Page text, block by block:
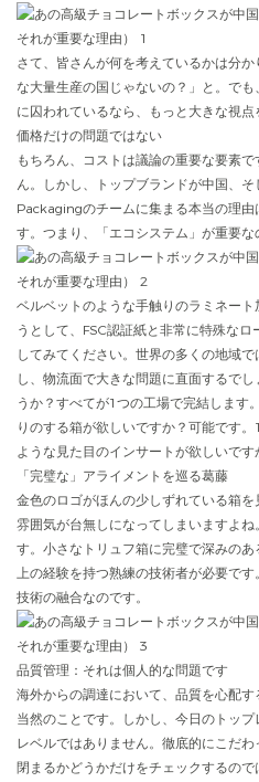
さて、皆さんが何を考えているかは分
な大量生産の国じゃないの？」と。で
に囚われているなら、もっと大きな視点
価格だけの問題ではない
もちろん、コストは議論の重要な要素
ん。しかし、トップブランドが中国、
Packagingのチームに集まる本当の理由
す。つまり、「エコシステム」が重要な
ベルベットのような手触りのラミネー
うとして、FSC認証紙と非常に特殊な
してみてください。世界の多くの地域
し、物流面で大きな問題に直面するで
うか？すべてが1つの工場で完結します
りのする箱が欲しいですか？可能です
ような見た目のインサートが欲しいです
「完璧な」アライメントを巡る葛藤
金色のロゴがほんの少しずれている箱
雰囲気が台無しになってしまいますよ
す。小さなトリュフ箱に完璧で深みの
上の経験を持つ熟練の技術者が必要で
技術の融合なのです。
品質管理：それは個人的な問題です
海外からの調達において、品質を心配す
当然のことです。しかし、今日のトッ
レベルではありません。徹底的にこだ
閉まるかどうかだけをチェックするの